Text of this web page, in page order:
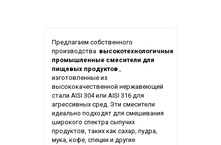
Предлагаем собственного
производства высокотехнологичные
промышленные смесители для
пищевых продуктов ,
изготовленные из
высококачественной нержавеющей
стали AISI 304 или AISI 316 для
агрессивных сред. Эти смесители
идеально подходят для смешивания
широкого спектра сыпучих
продуктов, таких как сахар, пудра,
мука, кофе, специи и другие